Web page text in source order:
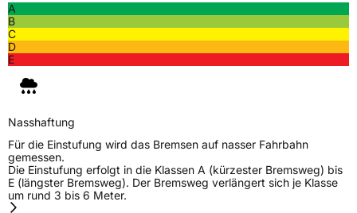
A
B
C
D
E
Nasshaftung
Für die Einstufung wird das Bremsen auf nasser Fahrbahn
gemessen.
Die Einstufung erfolgt in die Klassen A (kürzester Bremsweg) bis
E (längster Bremsweg). Der Bremsweg verlängert sich je Klasse
um rund 3 bis 6 Meter.